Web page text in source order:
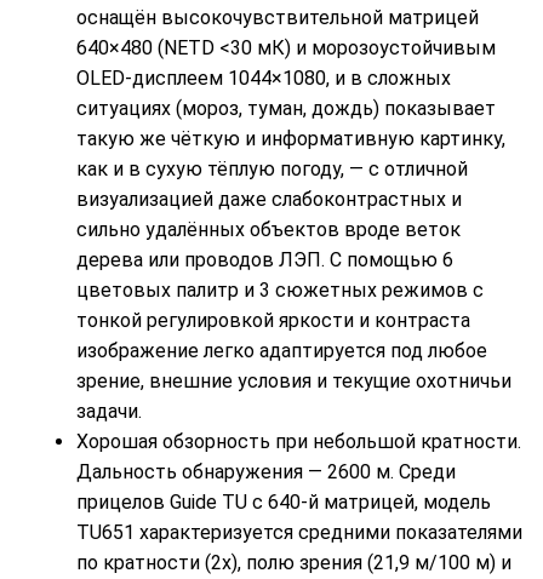
оснащён высокочувствительной матрицей
640×480 (NETD <30 мК) и морозоустойчивым
OLED-дисплеем 1044×1080, и в сложных
ситуациях (мороз, туман, дождь) показывает
такую же чёткую и информативную картинку,
как и в сухую тёплую погоду, — с отличной
визуализацией даже слабоконтрастных и
сильно удалённых объектов вроде веток
дерева или проводов ЛЭП. С помощью 6
цветовых палитр и 3 сюжетных режимов с
тонкой регулировкой яркости и контраста
изображение легко адаптируется под любое
зрение, внешние условия и текущие охотничьи
задачи.
Хорошая обзорность при небольшой кратности.
Дальность обнаружения — 2600 м. Среди
прицелов Guide TU с 640-й матрицей, модель
TU651 характеризуется средними показателями
по кратности (2x), полю зрения (21,9 м/100 м) и